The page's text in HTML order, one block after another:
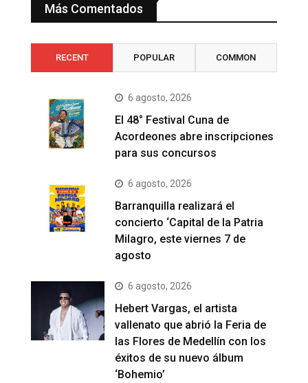
Más Comentados
RECENT POPULAR COMMON
6 agosto, 2026
El 48° Festival Cuna de
Acordeones abre inscripciones
para sus concursos
6 agosto, 2026
Barranquilla realizará el
concierto ‘Capital de la Patria
Milagro, este viernes 7 de
agosto
6 agosto, 2026
Hebert Vargas, el artista
vallenato que abrió la Feria de
las Flores de Medellín con los
éxitos de su nuevo álbum
‘Bohemio’